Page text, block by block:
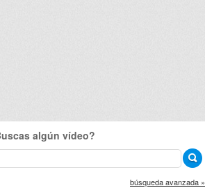
algún vídeo?
búsqueda avanzada »